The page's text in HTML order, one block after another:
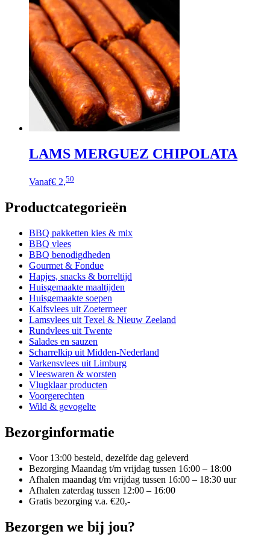
meerdere
variaties.
Deze
optie
kan
gekozen
worden
op
de
productpagina
LAMS MERGUEZ CHIPOLATA
Vanaf€ 2,50
meerdere
Deze
kan
gekozen
worden
op
de
productpagina
Productcategorieën
BBQ pakketten kies & mix
BBQ vlees
BBQ benodigdheden
Gourmet & Fondue
Hapjes, snacks & borreltijd
Huisgemaakte maaltijden
Huisgemaakte soepen
Kalfsvlees uit Zoetermeer
Lamsvlees uit Texel & Nieuw Zeeland
Rundvlees uit Twente
Salades en sauzen
Scharrelkip uit Midden-Nederland
Varkensvlees uit Limburg
Vleeswaren & worsten
Vlugklaar producten
Voorgerechten
Wild & gevogelte
Bezorginformatie
Voor 13:00 besteld, dezelfde dag geleverd
Bezorging Maandag t/m vrijdag tussen 16:00 – 18:00
Afhalen maandag t/m vrijdag tussen 16:00 – 18:30 uur
Afhalen zaterdag tussen 12:00 – 16:00
Gratis bezorging v.a. €20,-
Bezorgen we bij jou?